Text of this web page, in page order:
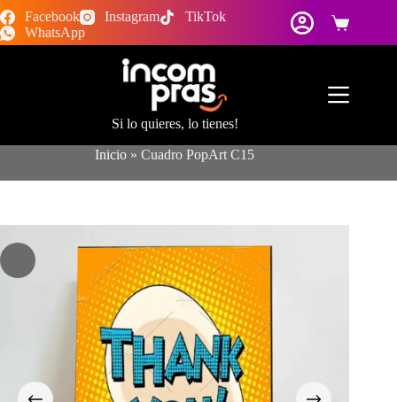
Saltar
al
contenido
Facebook Instagram
TikTok
WhatsApp
Carro
de
Si lo quieres, lo tienes!
Inicio »Cuadro PopArt C15